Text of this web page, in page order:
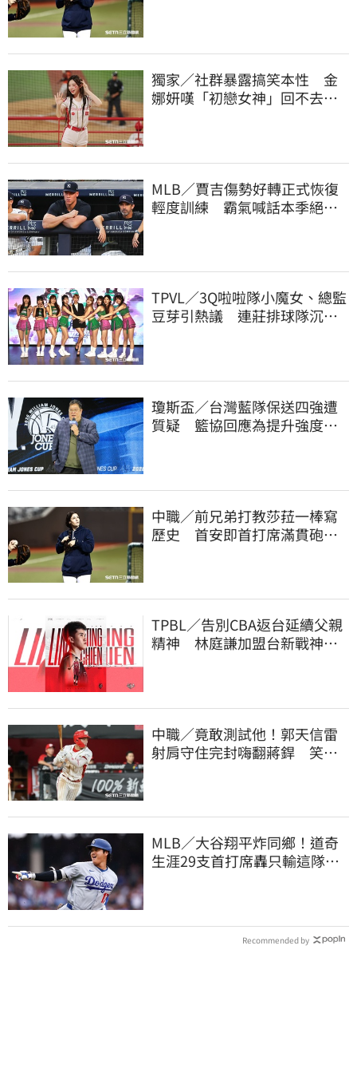
獨家／社群暴露搞笑本性 金
娜妍嘆「初戀女神」回不去！
MLB／賈吉傷勢好轉正式恢復
輕度訓練 霸氣喊話本季絕對
TPVL／3Q啦啦隊小魔女、總監
豆芽引熱議 連莊排球隊沉默6
瓊斯盃／台灣藍隊保送四強遭
質疑 籃協回應為提升強度！
中職／前兄弟打教莎菈一棒寫
歷史 首安即首打席滿貫砲！
TPBL／告別CBA返台延續父親
精神 林庭謙加盟台新戰神！
中職／竟敢測試他！郭天信雷
射肩守住完封嗨翻蔣銲 笑談
MLB／大谷翔平炸同鄉！道奇
生涯29支首打席轟只輸這隊
Recommended by